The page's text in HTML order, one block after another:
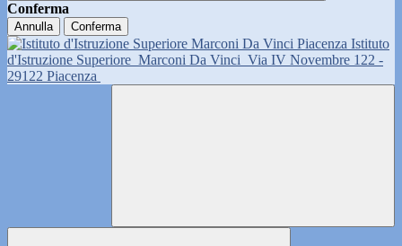
Conferma
Annulla Conferma
Istituto
d'Istruzione Superiore Marconi Da Vinci Via IV Novembre 122 -
29122 Piacenza